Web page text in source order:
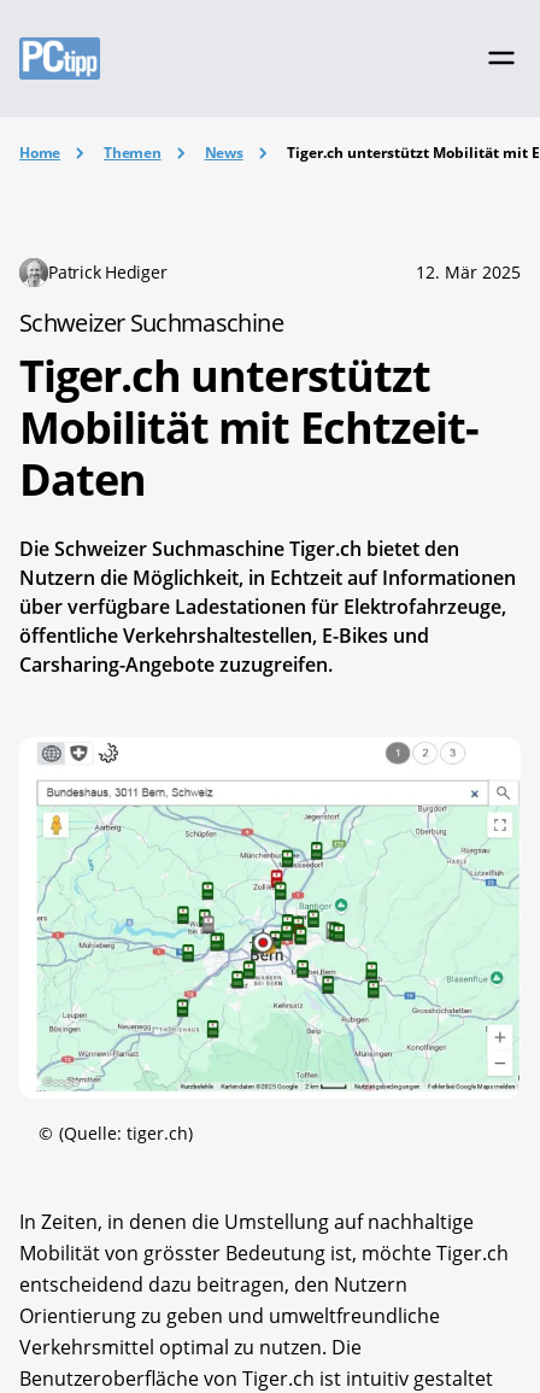
Home Themen News Tiger.ch unterstützt Mobilität mit
Patrick Hediger 12. Mär 2025
Schweizer Suchmaschine
Tiger.ch unterstützt
Mobilität mit Echtzeit-
Daten
Die Schweizer Suchmaschine Tiger.ch bietet den
Nutzern die Möglichkeit, in Echtzeit auf Informationen
über verfügbare Ladestationen für Elektrofahrzeuge,
öffentliche Verkehrshaltestellen, E-Bikes und
Carsharing-Angebote zuzugreifen.
© (Quelle: tiger.ch)
In Zeiten, in denen die Umstellung auf nachhaltige
Mobilität von grösster Bedeutung ist, möchte Tiger.ch
entscheidend dazu beitragen, den Nutzern
Orientierung zu geben und umweltfreundliche
Verkehrsmittel optimal zu nutzen. Die
Benutzeroberfläche von Tiger.ch ist intuitiv gestaltet